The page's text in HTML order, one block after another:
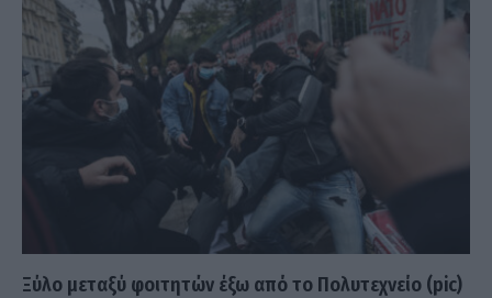
Ξύλο μεταξύ φοιτητών έξω από το Πολυτεχνείο (pic)